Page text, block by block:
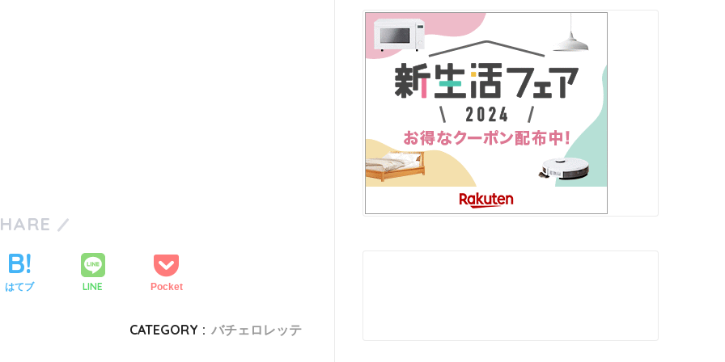
はてブ LINE Pocket
CATEGORY : バチェロレッテ